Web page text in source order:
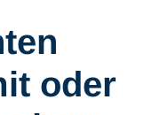
oder